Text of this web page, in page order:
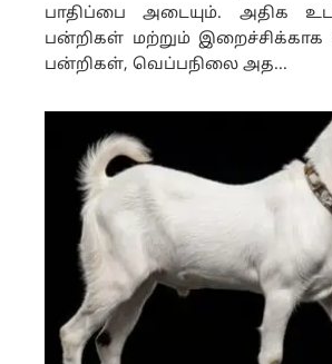
பாதிப்பை அடையும். அதிக
பன்றிகள் மற்றும் இறைச்சிக்காக
பன்றிகள், வெப்பநிலை அத...